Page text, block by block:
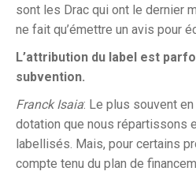
sont les Drac qui ont le dernier
ne fait qu’émettre un avis pour
L’attribution du label est
subvention.
Franck Isaia: Le plus souvent
dotation que nous répartissons
labellisés. Mais, pour certains
compte tenu du plan de